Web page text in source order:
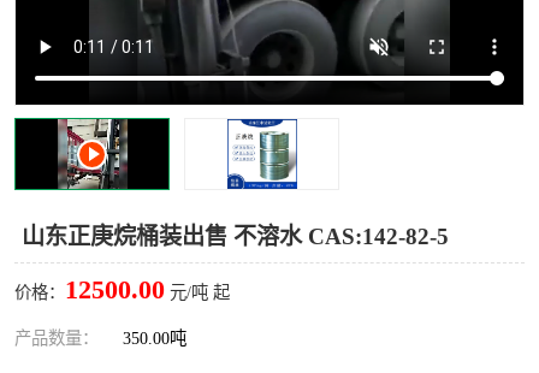
山东正庚烷桶装出售 不溶水 CAS:142-82-5
价格： 12500.00 元/吨 起
产品数量： 350.00吨
十二烷基苯磺酸 甲醇钠
三乙胺
丙二醇甲醚醋酸酯 丙酸乙酯
醛类